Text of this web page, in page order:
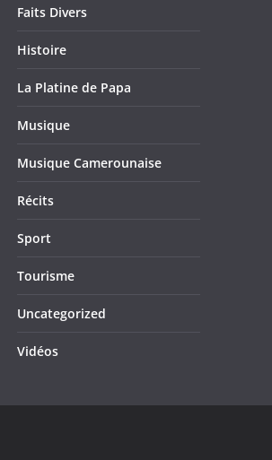
Faits Divers
Histoire
La Platine de Papa
Musique
Musique Camerounaise
Récits
Sport
Tourisme
Uncategorized
Vidéos